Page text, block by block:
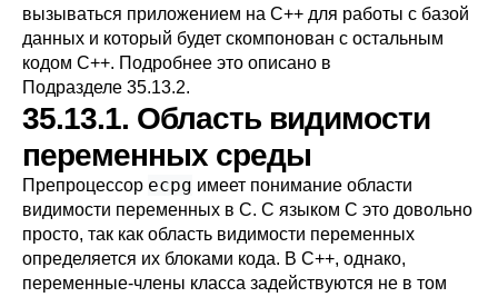
вызываться приложением на C++ для работы с базой
данных и который будет скомпонован с остальным
кодом C++. Подробнее это описано в
Подразделе 35.13.2.
35.13.1. Область видимости
переменных среды
Препроцессор ecpg имеет понимание области
видимости переменных в C. С языком C это довольно
просто, так как область видимости переменных
определяется их блоками кода. В C++, однако,
переменные-члены класса задействуются не в том